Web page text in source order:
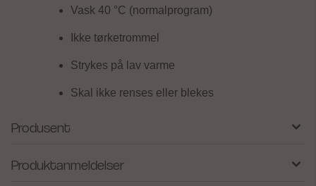
Vask 40 °C (normalprogram)
Ikke tørketrommel
Strykes på lav varme
Skal ikke renses eller blekes
Produsent
Produktanmeldelser